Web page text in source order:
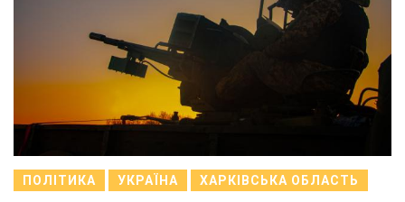
ПОЛІТИКА УКРАЇНА ХАРКІВСЬКА ОБЛАСТЬ